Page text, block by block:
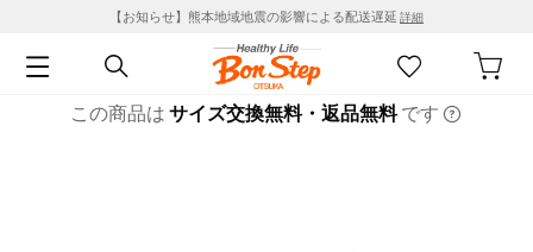
【お知らせ】熊本地域地震の影響による配送遅延 詳細
この商品は サイズ交換無料・返品無料です